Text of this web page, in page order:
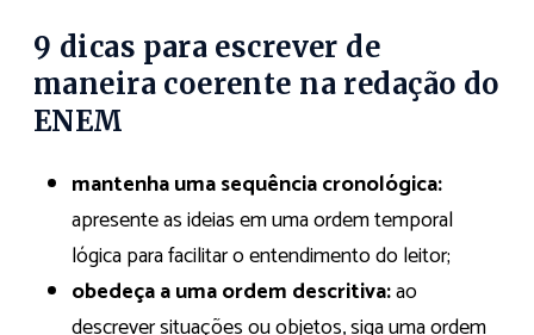
9 dicas para escrever de
maneira coerente na redação do
ENEM
mantenha uma sequência cronológica:
apresente as ideias em uma ordem temporal
lógica para facilitar o entendimento do leitor;
obedeça a uma ordem descritiva:ao